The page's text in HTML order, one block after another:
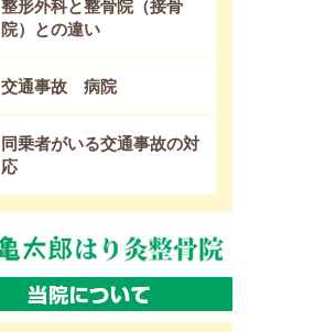
整形外科と整骨院（接骨
院）との違い
交通事故 病院
同乗者がいる交通事故の対
応